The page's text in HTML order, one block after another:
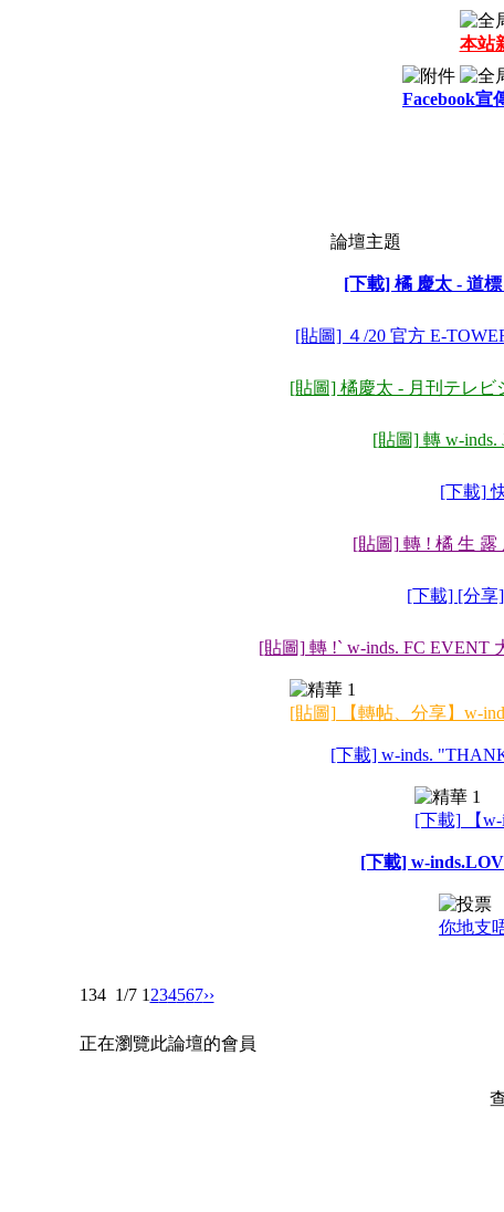
本站
Facebook宣
論壇主題
[下載] 橘 慶太 - 道
[貼圖] ４/20 官方 E-
[貼圖] 橘慶太 - 月刊テレ
[貼圖] 轉 w-inds.
[下載]
[貼圖] 轉 ! 橘 生 露
[下載] [分享
[貼圖] 轉 !` w-inds. FC EVENT
[貼圖] 【轉帖、分享】w-
[下載] w-inds.
[下載] 【w-
[下載] w-
你地支
134 1/7 1 234567››
正在瀏覽此論壇的會員